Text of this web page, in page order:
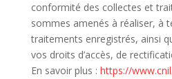
conformité des collectes et
sommes amenés à réaliser, à
traitements enregistrés, ainsi
vos droits d’accès, de
En savoir plus : https://